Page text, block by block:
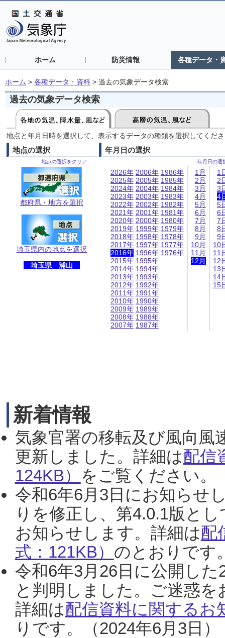
ホーム 防災情報 各種データ・
ホーム > 各種データ・資料 > 過去の気象データ検索
過去の気象データ検索
地点と年月日時を選択して、表示するデータの種類を選択してくだ
地点の選択
地点の選択をクリア
都府県・地方を選択
埼玉県内の地点を選択
埼玉県 浦山
年月日の選択
年月日の選
2026年
2025年
2024年
2023年
2022年
2021年
2020年
2019年
2018年
2017年
2016年
2015年
2014年
2013年
2012年
2011年
2010年
2009年
2008年
2007年
2006年
2005年
2004年
2003年
2002年
2001年
2000年
1999年
1998年
1997年
1996年
1995年
1994年
1993年
1992年
1991年
1990年
1989年
1988年
1987年
1986年
1985年
1984年
1983年
1982年
1981年
1980年
1979年
1978年
1977年
1976年
1月
2月
3月
4月
5月
6月
7月
8月
9月
10月
11月
12月
1
2
3
4
5
6
7
8
9
10
11
12
13
14
15
新着情報
気象官署の移転及び風向風
更新しました。詳細は配信
124KB） をご覧ください。
令和6年6月3日にお知らせ
りを修正し、第4.0.1版と
お知らせします。詳細は配
式：121KB） のとおりです
令和6年3月26日に公開し
と判明しました。ご迷惑
詳細は配信資料に関するお
りです。（2024年6月3日）